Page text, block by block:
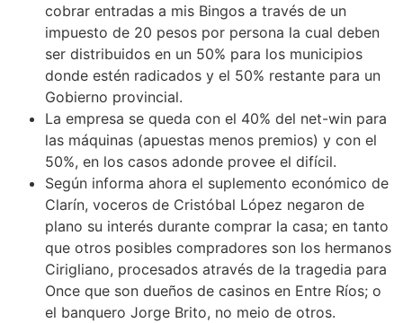
cobrar entradas a mis Bingos a través de un
impuesto de 20 pesos por persona la cual deben
ser distribuidos en un 50% para los municipios
donde estén radicados y el 50% restante para un
Gobierno provincial.
La empresa se queda con el 40% del net-win para
las máquinas (apuestas menos premios) y con el
50%, en los casos adonde provee el difícil.
Según informa ahora el suplemento económico de
Clarín, voceros de Cristóbal López negaron de
plano su interés durante comprar la casa; en tanto
que otros posibles compradores son los hermanos
Cirigliano, procesados através de la tragedia para
Once que son dueños de casinos en Entre Ríos; o
el banquero Jorge Brito, no meio de otros.